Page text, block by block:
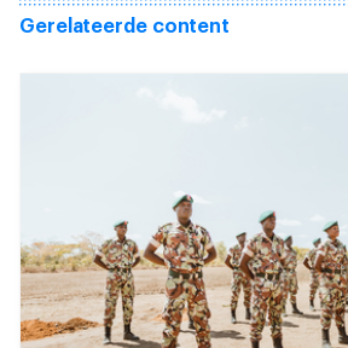
Gerelateerde content